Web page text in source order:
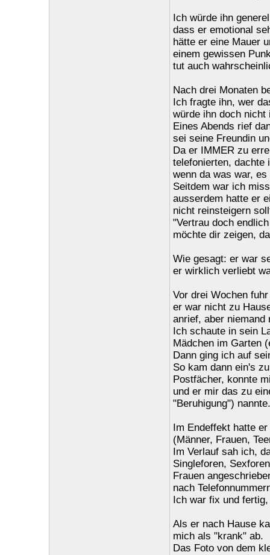
Ich würde ihn
dass er emotional
hätte er eine Mauer
einem gewissen
tut auch
Nach drei Monaten
Ich fragte ihn, wer
würde ihn doch
Eines Abends rief
sei seine Freundin
Da er IMMER zu
telefonierten, dachte
wenn da was war,
Seitdem war ich
ausserdem hatte er
nicht reinsteigern
"Vertrau doch
möchte dir zeigen,
Wie gesagt: er war
er wirklich verliebt
Vor drei Wochen
er war nicht zu
anrief, aber niemand
Ich schaute in sein
Mädchen im Garten
Dann ging ich auf
So kam dann ein's
Postfächer, konnte
und er mir das zu
"Beruhigung") nannte.
Im Endeffekt hatte
(Männer, Frauen,
Im Verlauf sah ich,
Singleforen,
Frauen
nach
Ich war fix und
Als er nach Hause
mich als "krank" ab.
Das Foto von dem